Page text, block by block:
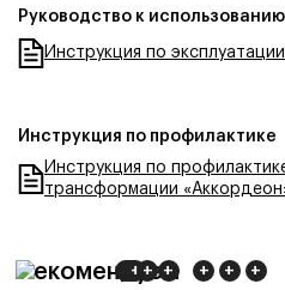
Руководство к использованию
Инструкция по
Инструкция по профилактике
Инструкция по
трансформации
+ +
+++ + +
+
Рекомендуем